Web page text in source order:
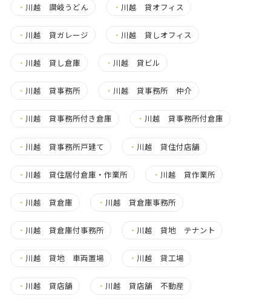
・ 川越 讃岐うどん ・ 川越 貸オフィス
・ 川越 貸ガレージ ・ 川越 貸しオフィス
・ 川越 貸し倉庫 ・ 川越 貸ビル
・ 川越 貸事務所 ・ 川越 貸事務所 仲介
・ 川越 貸事務所付き倉庫 ・ 川越 貸事務所付倉庫
・ 川越 貸事務所戸建て ・ 川越 貸住付店舗
・ 川越 貸住居付倉庫・作業所 ・ 川越 貸作業所
・ 川越 貸倉庫 ・ 川越 貸倉庫事務所
・ 川越 貸倉庫付事務所 ・ 川越 貸地 テナント
・ 川越 貸地 車両置場 ・ 川越 貸工場
・ 川越 貸店舗 ・ 川越 貸店舗 不動産